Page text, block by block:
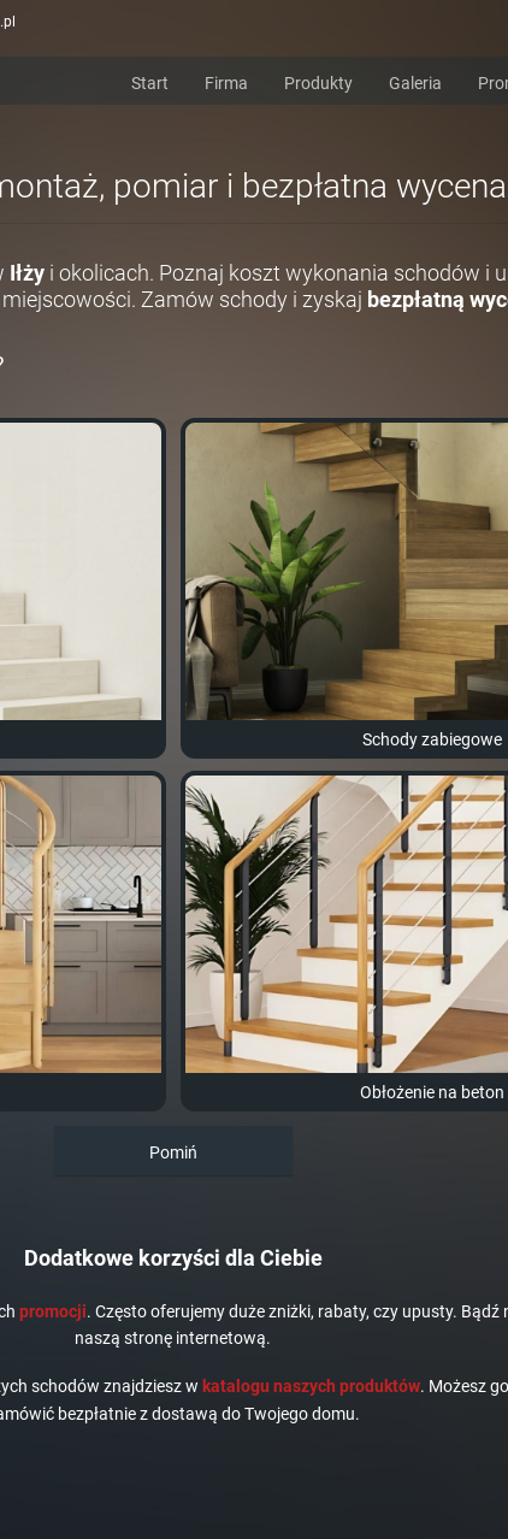
Start Firma Produkty Galeria
pomiar i bezpłatna wycena
Iłży i okolicach. Poznaj koszt wykonania schodów i
Zamów schody i zyskaj bezpłatną
Schody zabiegowe
Obłożenie na beton
Pomiń
Dodatkowe korzyści dla Ciebie
promocji. Często oferujemy duże zniżki, rabaty, czy upusty. Bądź
naszą stronę internetową.
schodów znajdziesz w katalogu naszych produktów. Możesz
bezpłatnie z dostawą do Twojego domu.